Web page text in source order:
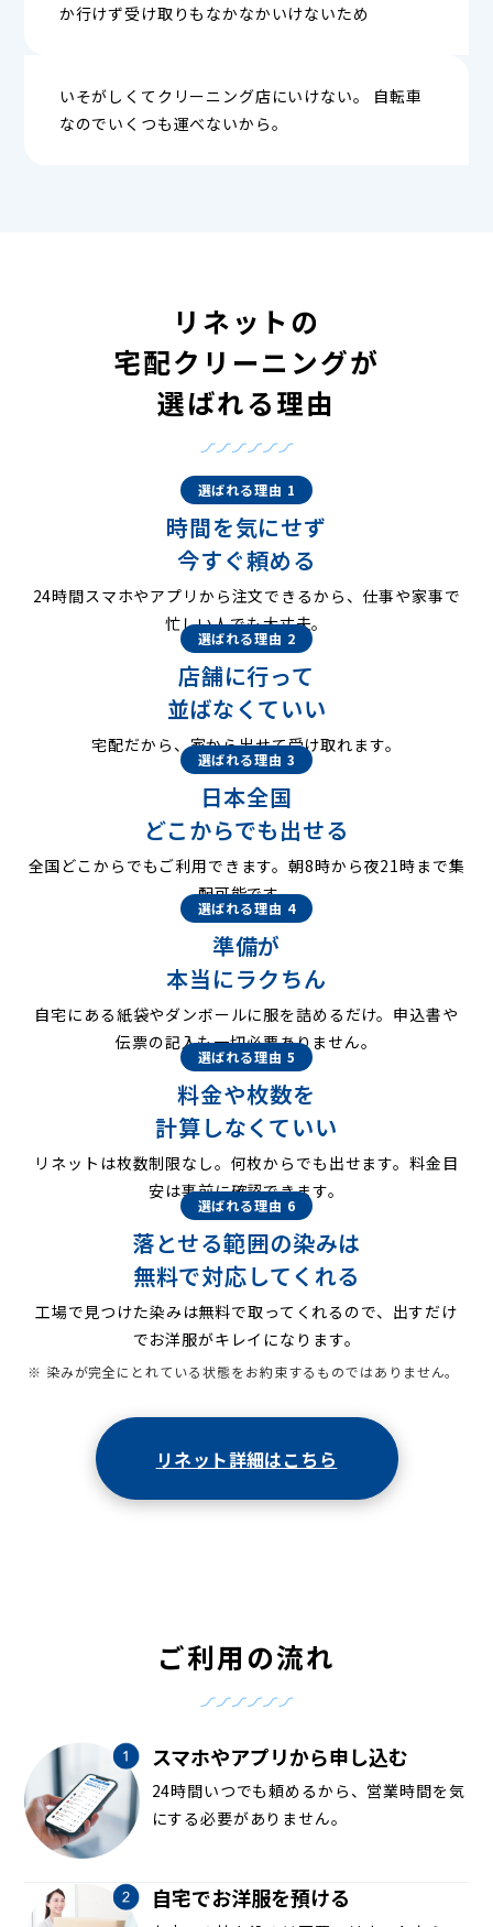
か行けず受け取りもなかなかいけないため
いそがしくてクリーニング店にいけない。 自転車
なのでいくつも運べないから。
リネットの
宅配クリーニングが
選ばれる理由
選ばれる理由 1
時間を気にせず
今すぐ頼める
24時間スマホやアプリから注文できるから、仕事や家事で
忙しい人でも大丈夫。
選ばれる理由 2
店舗に行って
並ばなくていい
宅配だから、家から出せて受け取れます。
選ばれる理由 3
日本全国
どこからでも出せる
全国どこからでもご利用できます。朝8時から夜21時まで集
配可能です。
選ばれる理由 4
準備が
本当にラクちん
自宅にある紙袋やダンボールに服を詰めるだけ。申込書や
伝票の記入も一切必要ありません。
選ばれる理由 5
料金や枚数を
計算しなくていい
リネットは枚数制限なし。何枚からでも出せます。料金目
安は事前に確認できます。
選ばれる理由 6
落とせる範囲の染みは
無料で対応してくれる
工場で見つけた染みは無料で取ってくれるので、出すだけ
でお洋服がキレイになります。
※ 染みが完全にとれている状態をお約束するものではありません。
リネット詳細はこちら
ご利用の流れ
スマホやアプリから申し込む
24時間いつでも頼めるから、営業時間を気
にする必要がありません。
自宅でお洋服を預ける